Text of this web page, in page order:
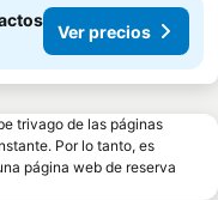
Ver precios
trivago de las páginas
Por lo tanto, es
página web de reserva